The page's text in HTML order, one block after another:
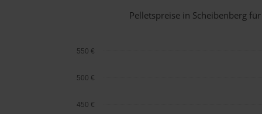
Pelletspreise in Scheibenberg
450 €
500 €
550 €